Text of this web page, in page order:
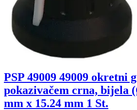
PSP 49009 49009 okretni
pokazivačem crna, bijela
mm x 15.24 mm 1 St.